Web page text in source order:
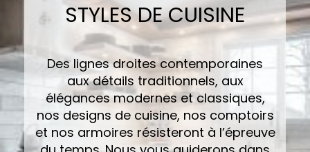
STYLES DE CUISINE
Des lignes droites contemporaines
aux détails traditionnels, aux
élégances modernes et classiques,
nos designs de cuisine, nos comptoirs
et nos armoires résisteront à l’épreuve